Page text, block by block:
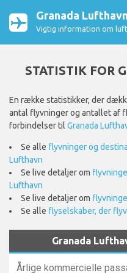
Granada Lufthavn
Vigtig information om
STATISTIK FOR
En række statistikker, der
antal flyvninger og antallet af
forbindelser til Granada
Se alle flyvninger og
Lufthavn
Se live detaljer om
Lufthavn
Se live detaljer om
Se alle flyselskaber, der
Granada
Årlige kommercielle